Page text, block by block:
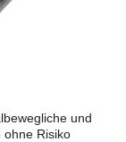
und
ohne Risiko